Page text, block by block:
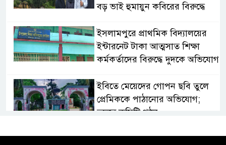
বড় ভাই হুমায়ুন কবিরের বিরুদ্ধে
​ইসলামপুরে প্রাথমিক বিদ্যালয়ের
ইন্টারনেট টাকা আত্মসাত শিক্ষা
কর্মকর্তাদের বিরুদ্ধে দুদকে অভিযোগ
ইবিতে মেয়েদের গোপন ছবি তুলে
প্রেমিককে পাঠানোর অভিযোগ;
তদন্তে কমিটি গঠন
কুবিতে সেন্টার ফর জাকাত